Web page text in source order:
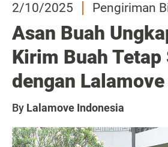
2/10/2025 Pengiriman
Asan Buah
Kirim Buah Tetap
dengan Lalamove
By Lalamove Indonesia